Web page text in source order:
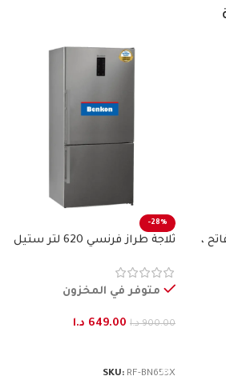
فاتح ،
-28%
ثلاجة طراز فرنسي 620 لتر ستيل
متوفر في المخزون
900.00 د.ا 649.00 د.ا
SKU: RF-BN653X